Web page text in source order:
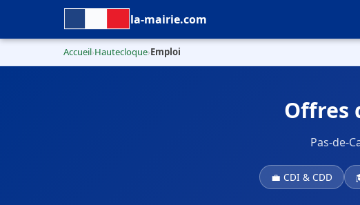
la-mairie.com
Accueil›Hautecloque›Emploi
Offres
Pas-de-
💼 CDI & CDD